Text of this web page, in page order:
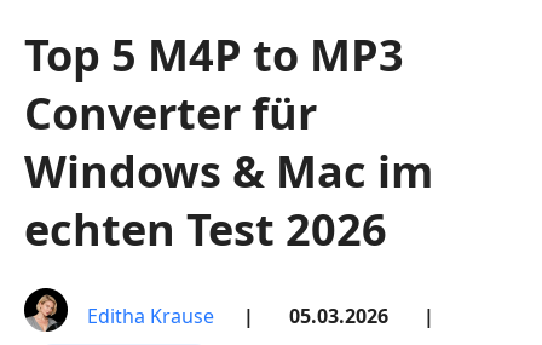
Top 5 M4P to MP3
Converter für
Windows & Mac im
echten Test 2026
Editha Krause | 05.03.2026
|